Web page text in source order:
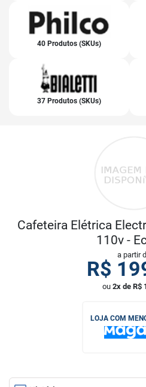
40 Produtos (SKUs)
37 Produtos (SKUs)
Cafeteira Elétrica
110v -
a partir
R$
ou 2x de R$
LOJA COM